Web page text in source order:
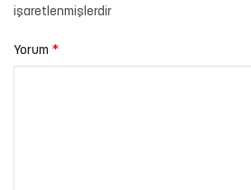
işaretlenmişlerdir
Yorum *